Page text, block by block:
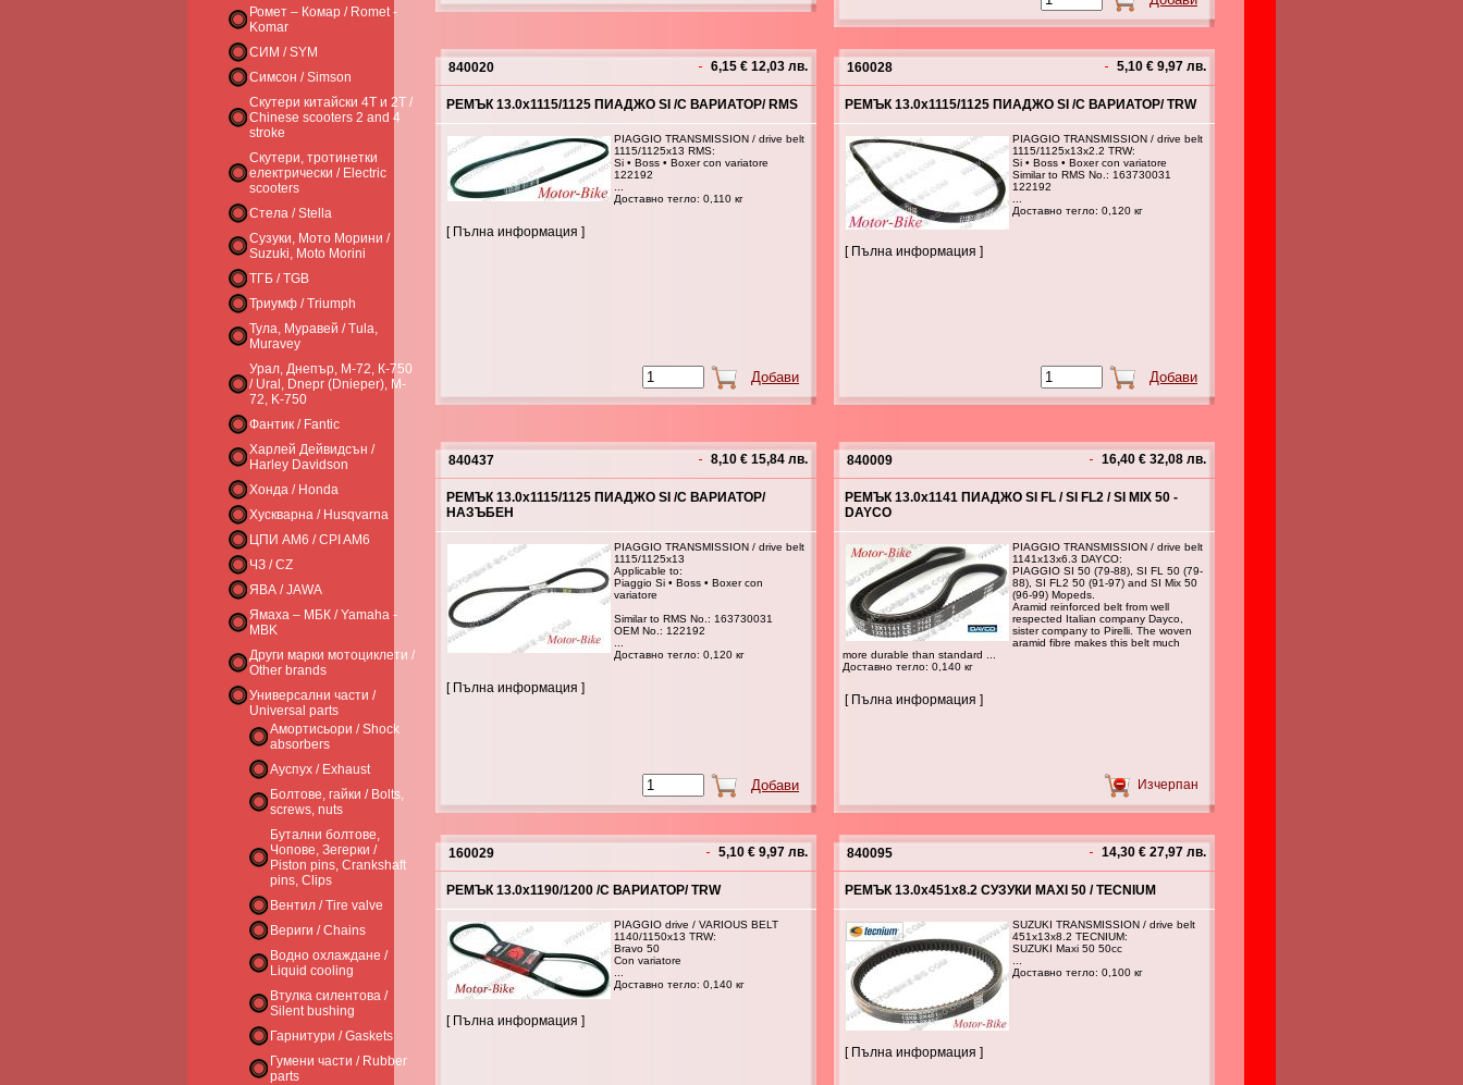
Ромет – Комар / Romet -
Komar
СИМ / SYM
Симсон / Simson
Скутери китайски 4Т и 2Т /
Chinese scooters 2 and 4
stroke
Скутери, тротинетки
електрически / Electric
scooters
Стела / Stella
Сузуки, Мото Морини /
Suzuki, Moto Morini
ТГБ / TGB
Триумф / Triumph
Тула, Муравей / Tula,
Muravey
Урал, Днепър, М-72, К-750
/ Ural, Dnepr (Dnieper), M-
72, K-750
Фантик / Fantic
Харлей Дейвидсън /
Harley Davidson
Хонда / Honda
Хускварна / Husqvarna
ЦПИ AM6 / CPI AM6
ЧЗ / CZ
ЯВА / JAWA
Ямаха – МБК / Yamaha -
MBK
Други марки мотоциклети /
Other brands
Универсални части /
Universal parts
Амортисьори / Shock
absorbers
Ауспух / Exhaust
Болтове, гайки / Bolts,
screws, nuts
Бутални болтове,
Чопове, Зегерки /
Piston pins, Crankshaft
pins, Clips
Вентил / Tire valve
Вериги / Chains
Водно охлаждане /
Liquid cooling
Втулка силентова /
Silent bushing
Гарнитури / Gaskets
Гумени части / Rubber
parts
840020 6,15 € 12,03 лв.
РЕМЪК 13.0x1115/1125 ПИАДЖО SI /С ВАРИАТОР/ RMS
PIAGGIO TRANSMISSION / drive belt
1115/1125x13 RMS:
Si • Boss • Boxer con variatore
122192
Доставно тегло: 0,110 кг
[ Пълна информация ]
160028 5,10 € 9,97 лв.
РЕМЪК 13.0x1115/1125 ПИАДЖО SI /С ВАРИАТОР/ TRW
PIAGGIO TRANSMISSION / drive belt
1115/1125x13x2.2 TRW:
Si • Boss • Boxer con variatore
Similar to RMS No.: 163730031
122192
Доставно тегло: 0,120 кг
[ Пълна информация ]
840437 8,10 € 15,84 лв.
РЕМЪК 13.0x1115/1125 ПИАДЖО SI /С ВАРИАТОР/
НАЗЪБЕН
PIAGGIO TRANSMISSION / drive belt
1115/1125x13
Applicable to:
Piaggio Si • Boss • Boxer con
variatore
Similar to RMS No.: 163730031
OEM No.: 122192
Доставно тегло: 0,120 кг
[ Пълна информация ]
840009 16,40 € 32,08 лв.
РЕМЪК 13.0x1141 ПИАДЖО SI FL / SI FL2 / SI MIX 50 -
DAYCO
PIAGGIO TRANSMISSION / drive belt
1141x13x6.3 DAYCO:
PIAGGIO SI 50 (79-88), SI FL 50 (79-
88), SI FL2 50 (91-97) and SI Mix 50
(96-99) Mopeds.
Aramid reinforced belt from well
respected Italian company Dayco,
sister company to Pirelli. The woven
aramid fibre makes this belt much
more durable than standard ...
Доставно тегло: 0,140 кг
[ Пълна информация ]
Изчерпан
160029 5,10 € 9,97 лв.
РЕМЪК 13.0x1190/1200 /С ВАРИАТОР/ TRW
PIAGGIO drive / VARIOUS BELT
1140/1150x13 TRW:
Bravo 50
Con variatore
Доставно тегло: 0,140 кг
[ Пълна информация ]
840095 14,30 € 27,97 лв.
РЕМЪК 13.0x451x8.2 СУЗУКИ MAXI 50 / TECNIUM
SUZUKI TRANSMISSION / drive belt
451x13x8.2 TECNIUM:
SUZUKI Maxi 50 50cc
Доставно тегло: 0,100 кг
[ Пълна информация ]